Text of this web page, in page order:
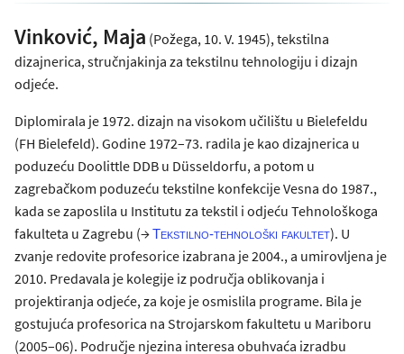
Vinković, Maja (Požega, 10. V. 1945), tekstilna
dizajnerica, stručnjakinja za tekstilnu tehnologiju i dizajn
odjeće.
Diplomirala je 1972. dizajn na visokom učilištu u Bielefeldu
(FH Bielefeld). Godine 1972–73. radila je kao dizajnerica u
poduzeću Doolittle DDB u Düsseldorfu, a potom u
zagrebačkom poduzeću tekstilne konfekcije Vesna do 1987.,
kada se zaposlila u Institutu za tekstil i odjeću Tehnološkoga
fakulteta u Zagrebu (→Tekstilno-tehnološki fakultet). U
zvanje redovite profesorice izabrana je 2004., a umirovljena je
2010. Predavala je kolegije iz područja oblikovanja i
projektiranja odjeće, za koje je osmislila programe. Bila je
gostujuća profesorica na Strojarskom fakultetu u Mariboru
(2005–06). Područje njezina interesa obuhvaća izradbu